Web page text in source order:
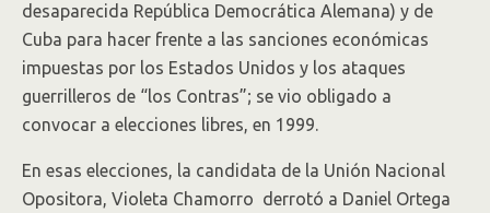
desaparecida República Democrática Alemana) y de
Cuba para hacer frente a las sanciones económicas
impuestas por los Estados Unidos y los ataques
guerrilleros de “los Contras”; se vio obligado a
convocar a elecciones libres, en 1999.
En esas elecciones, la candidata de la Unión Nacional
Opositora, Violeta Chamorro derrotó a Daniel Ortega